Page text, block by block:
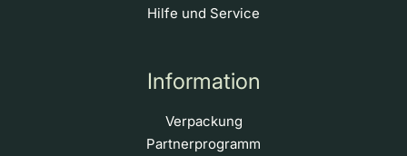
Hilfe und Service
Information
Verpackung
Partnerprogramm